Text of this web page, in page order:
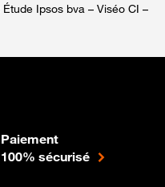
Étude Ipsos bva – Viséo CI –
Paiement
100% sécurisé